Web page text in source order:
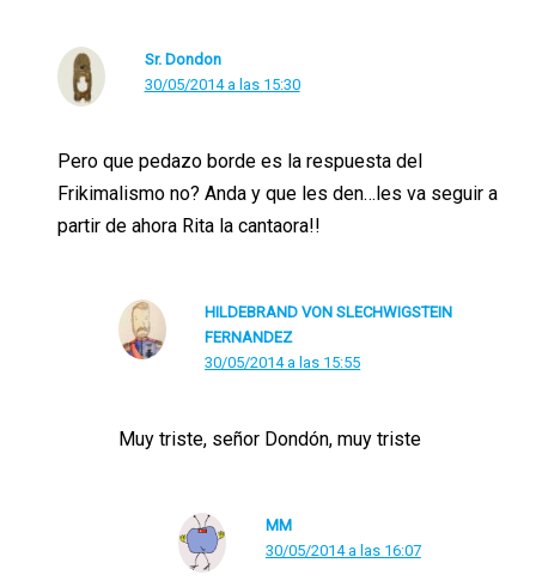
Sr. Dondon
30/05/2014 a las 15:30
Pero que pedazo borde es la respuesta del
Frikimalismo no? Anda y que les den…les va seguir a
partir de ahora Rita la cantaora!!
HILDEBRAND VON SLECHWIGSTEIN
FERNANDEZ
30/05/2014 a las 15:55
Muy triste, señor Dondón, muy triste
MM
30/05/2014 a las 16:07